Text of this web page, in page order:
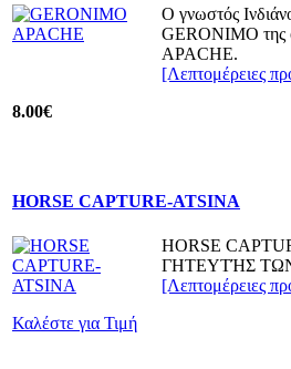
Ο γνωστός
GERONIMO της
ΑPACHE.
[Λεπτομέρειες
8.00€
HORSE CAPTURE-ATSINA
HORSE
ΓΗΤΕΥΤΉΣ
[Λεπτομέρειες
Καλέστε για Τιμή